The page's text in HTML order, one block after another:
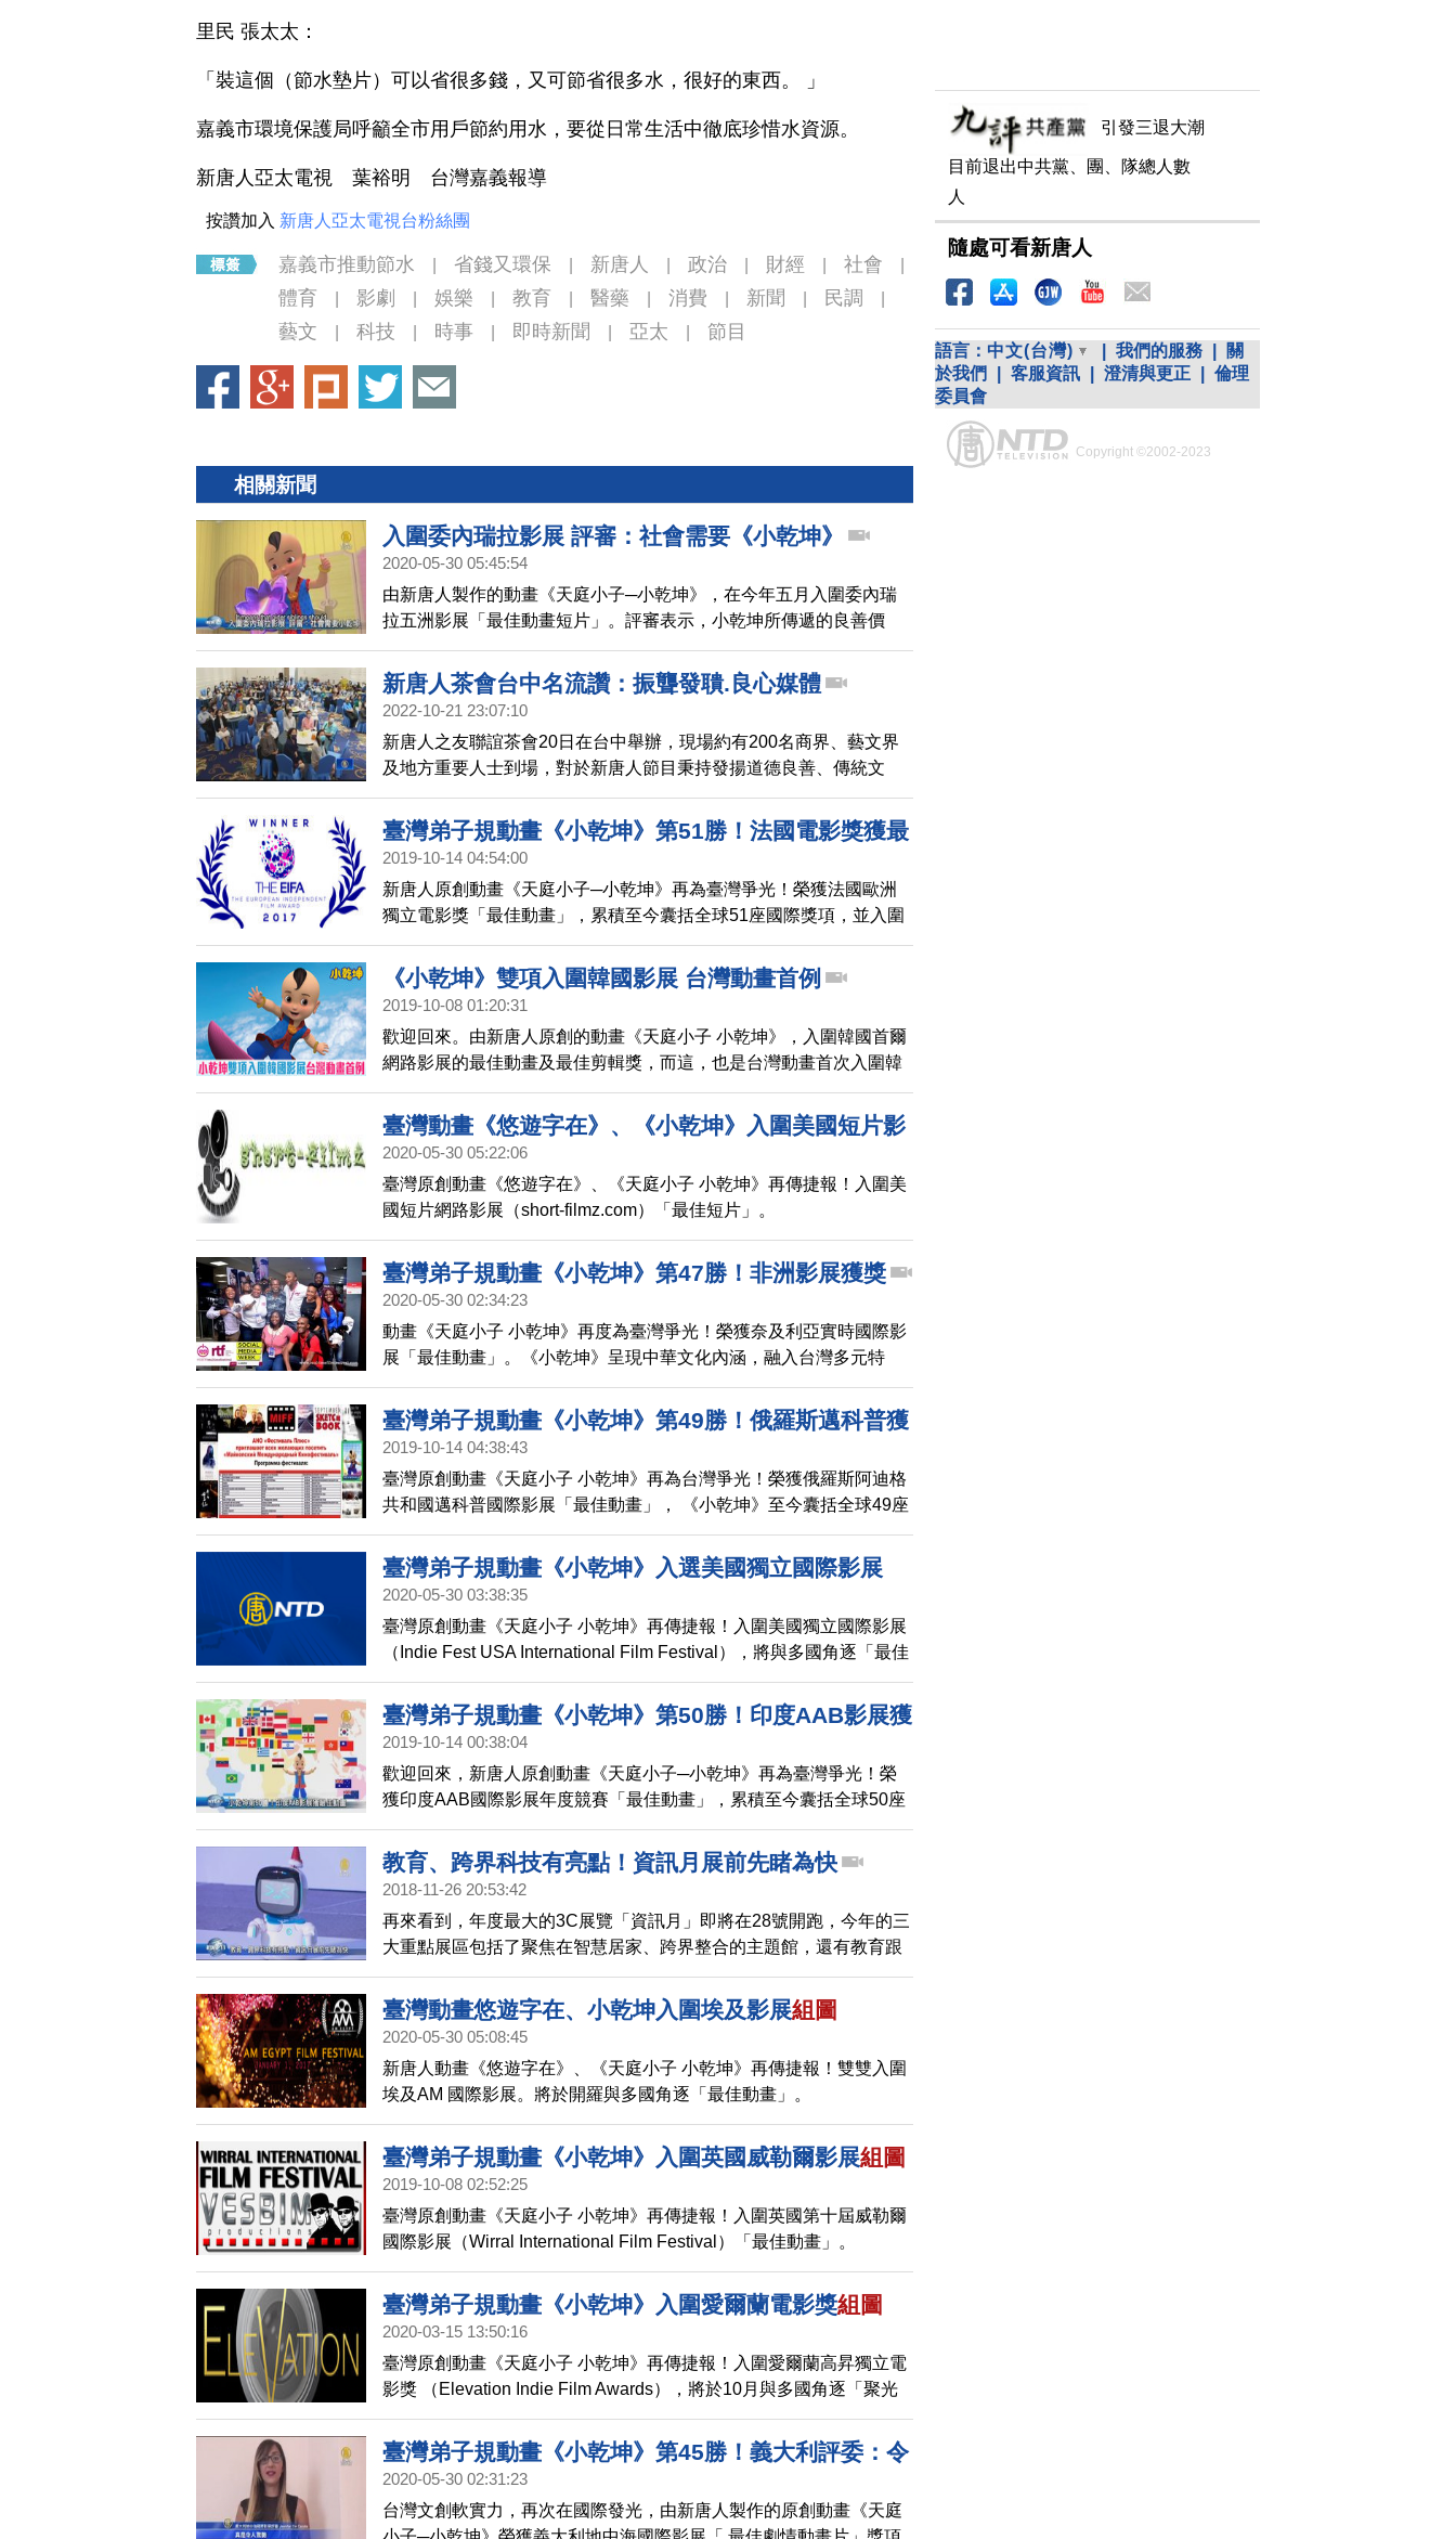
里民 張太太：
「裝這個（節水墊片）可以省很多錢，又可節省很多水，很好的東西。 」
嘉義市環境保護局呼籲全市用戶節約用水，要從日常生活中徹底珍惜水資源。
新唐人亞太電視 葉裕明 台灣嘉義報導
按讚加入 新唐人亞太電視台粉絲團
嘉義市推動節水 省錢又環保 新唐人 政治 財經 社會
體育 影劇 娛樂 教育 醫藥 消費 新聞 民調
藝文 科技 時事 即時新聞 亞太 節目
相關新聞
入圍委內瑞拉影展 評審：社會需要《小乾坤》
2020-05-30 05:45:54
由新唐人製作的動畫《天庭小子─小乾坤》，在今年五月入圍委內瑞
拉五洲影展「最佳動畫短片」。評審表示，小乾坤所傳遞的良善價
值，正是目前政局動盪的委內瑞拉所需要的。
新唐人茶會台中名流讚：振聾發聵.良心媒體
2022-10-21 23:07:10
新唐人之友聯誼茶會20日在台中舉辦，現場約有200名商界、藝文界
及地方重要人士到場，對於新唐人節目秉持發揚道德良善、傳統文
化，秉持真相報導，貴賓讚賞，在當今社會具有振聾發聵的精神。
臺灣弟子規動畫《小乾坤》第51勝！法國電影獎獲最
佳動畫
2019-10-14 04:54:00
新唐人原創動畫《天庭小子─小乾坤》再為臺灣爭光！榮獲法國歐洲
獨立電影獎「最佳動畫」，累積至今囊括全球51座國際獎項，並入圍
五大洲的39個國家，超過100個影展。
《小乾坤》雙項入圍韓國影展 台灣動畫首例
2019-10-08 01:20:31
歡迎回來。由新唐人原創的動畫《天庭小子 小乾坤》，入圍韓國首爾
網路影展的最佳動畫及最佳剪輯獎，而這，也是台灣動畫首次入圍韓
國首爾網路影展。
臺灣動畫《悠遊字在》、《小乾坤》入圍美國短片影
展
2020-05-30 05:22:06
臺灣原創動畫《悠遊字在》、《天庭小子 小乾坤》再傳捷報！入圍美
國短片網路影展（short-filmz.com）「最佳短片」。
臺灣弟子規動畫《小乾坤》第47勝！非洲影展獲獎
2020-05-30 02:34:23
動畫《天庭小子 小乾坤》再度為臺灣爭光！榮獲奈及利亞實時國際影
展「最佳動畫」。《小乾坤》呈現中華文化內涵，融入台灣多元特
色，至今已經囊括全球47座國際獎項，包括臺灣第一座美國休士頓國
際影展「兒童節目金獎」，讓臺灣的文創實力，再度在國際發光。
臺灣弟子規動畫《小乾坤》第49勝！俄羅斯邁科普獲
最佳動畫
2019-10-14 04:38:43
臺灣原創動畫《天庭小子 小乾坤》再為台灣爭光！榮獲俄羅斯阿迪格
共和國邁科普國際影展「最佳動畫」， 《小乾坤》至今囊括全球49座
國際獎項。
臺灣弟子規動畫《小乾坤》入選美國獨立國際影展
2020-05-30 03:38:35
臺灣原創動畫《天庭小子 小乾坤》再傳捷報！入圍美國獨立國際影展
（Indie Fest USA International Film Festival），將與多國角逐「最佳
動畫短片」。
臺灣弟子規動畫《小乾坤》第50勝！印度AAB影展獲
最佳動畫
2019-10-14 00:38:04
歡迎回來，新唐人原創動畫《天庭小子─小乾坤》再為臺灣爭光！榮
獲印度AAB國際影展年度競賽「最佳動畫」，累積至今囊括全球50座
國際獎項，並入圍全球五大洲的39個國家，超過100個影展。《小乾
坤》將艱深的《弟子規》，轉換成趣味的現代生活戲劇故事，讓孩子
從娛樂中學習「道德重於財富學識」的核心價值。
教育、跨界科技有亮點！資訊月展前先睹為快
2018-11-26 20:53:42
再來看到，年度最大的3C展覽「資訊月」即將在28號開跑，今年的三
大重點展區包括了聚焦在智慧居家、跨界整合的主題館，還有教育跟
電競展區，跟著鏡頭帶您先睹為快。
臺灣動畫悠遊字在、小乾坤入圍埃及影展組圖
2020-05-30 05:08:45
新唐人動畫《悠遊字在》、《天庭小子 小乾坤》再傳捷報！雙雙入圍
埃及AM 國際影展。將於開羅與多國角逐「最佳動畫」。
臺灣弟子規動畫《小乾坤》入圍英國威勒爾影展組圖
2019-10-08 02:52:25
臺灣原創動畫《天庭小子 小乾坤》再傳捷報！入圍英國第十屆威勒爾
國際影展（Wirral International Film Festival）「最佳動畫」。
臺灣弟子規動畫《小乾坤》入圍愛爾蘭電影獎組圖
2020-03-15 13:50:16
臺灣原創動畫《天庭小子 小乾坤》再傳捷報！入圍愛爾蘭高昇獨立電
影獎 （Elevation Indie Film Awards），將於10月與多國角逐「聚光
短片獎 」（The Spotlight Award: Short）。
臺灣弟子規動畫《小乾坤》第45勝！義大利評委：令
人驚艷！
2020-05-30 02:31:23
台灣文創軟實力，再次在國際發光，由新唐人製作的原創動畫《天庭
引發三退大潮
目前退出中共黨、團、隊總人數
人
隨處可看新唐人
語言： 中文(台灣) 我們的服務
關
於我們
客服資訊 澄清與更正
倫理
委員會
Copyright ©2002-2023